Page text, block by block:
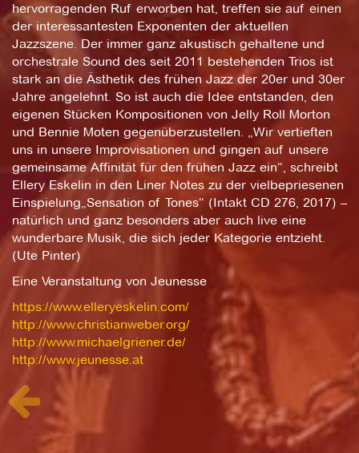
hervorragenden Ruf erworben hat, treffen sie auf einen
der interessantesten Exponenten der aktuellen
Jazzszene. Der immer ganz akustisch gehaltene und
orchestrale Sound des seit 2011 bestehenden Trios ist
stark an die Ästhetik des frühen Jazz der 20er und 30er
Jahre angelehnt. So ist auch die Idee entstanden, den
eigenen Stücken Kompositionen von Jelly Roll Morton
und Bennie Moten gegenüberzustellen. „Wir vertieften
uns in unsere Improvisationen und gingen auf unsere
gemeinsame Affinität für den frühen Jazz ein“, schreibt
Ellery Eskelin in den Liner Notes zu der vielbepriesenen
Einspielung„Sensation of Tones“ (Intakt CD 276, 2017) –
natürlich und ganz besonders aber auch live eine
wunderbare Musik, die sich jeder Kategorie entzieht.
(Ute Pinter)
Eine Veranstaltung von Jeunesse
https://www.elleryeskelin.com/
http://www.christianweber.org/
http://www.michaelgriener.de/
http://www.jeunesse.at